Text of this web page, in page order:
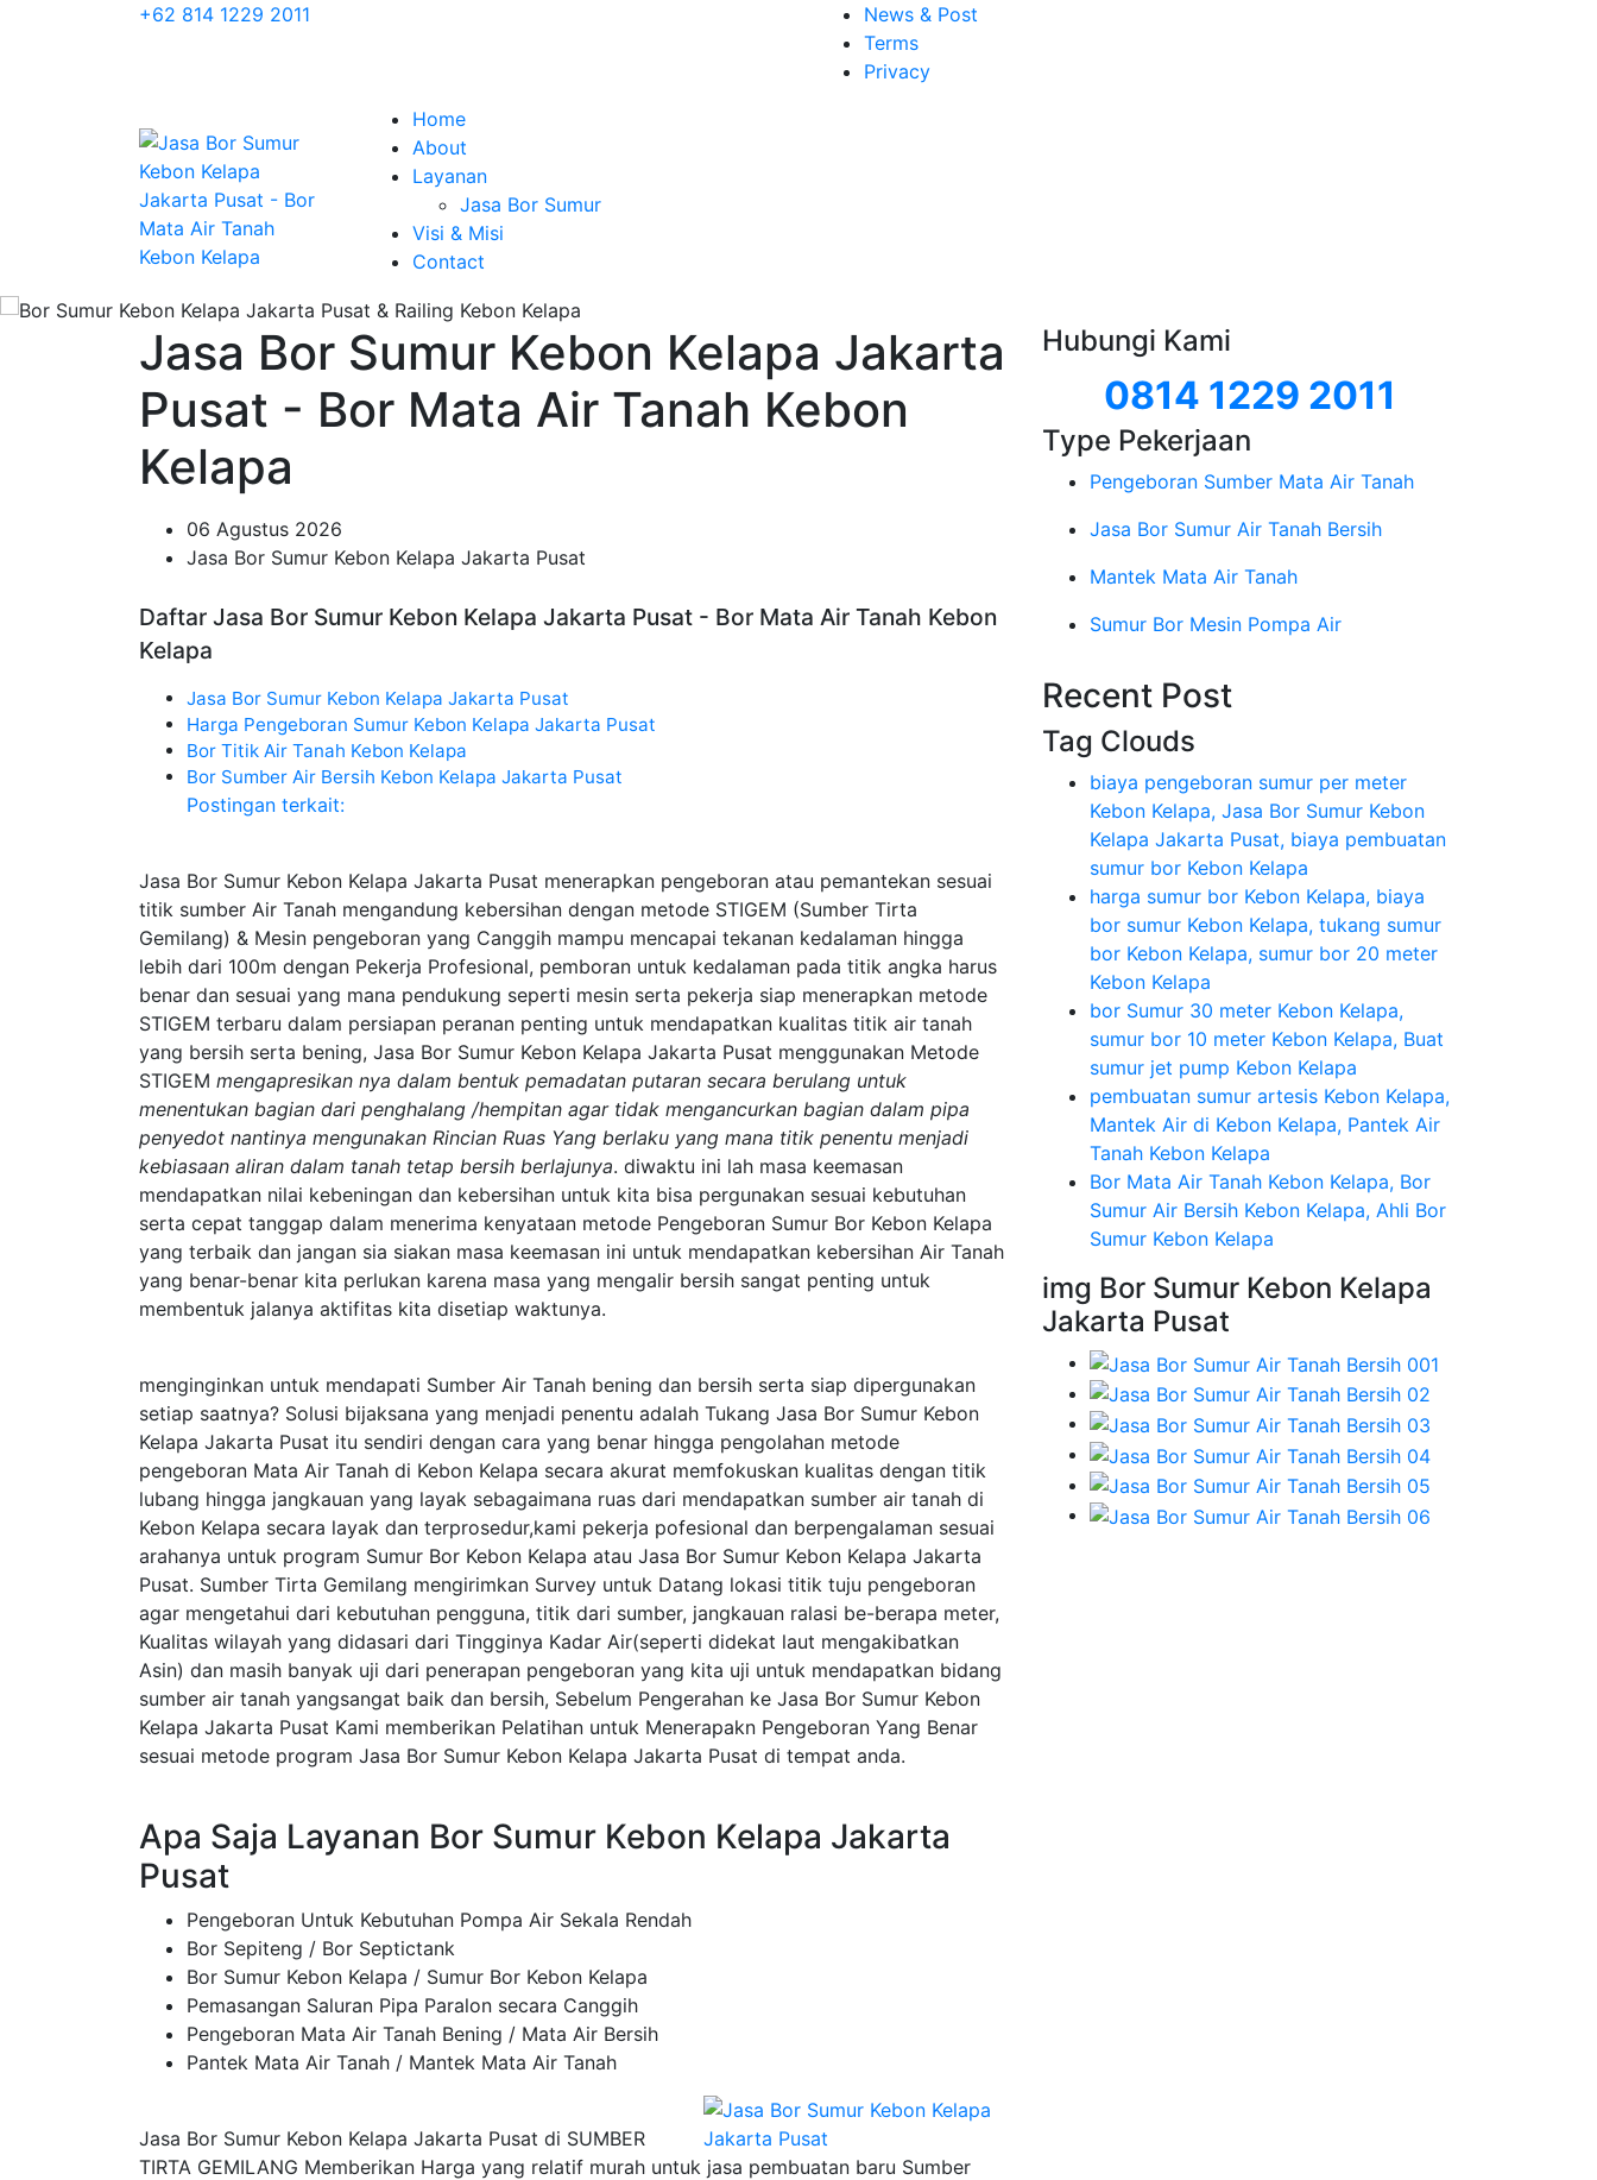
+62 814 1229 2011
News & Post
Terms
Privacy
Home
About
Layanan
Jasa Bor Sumur
Visi & Misi
Contact
Jasa Bor Sumur Kebon Kelapa Jakarta
Pusat - Bor Mata Air Tanah Kebon
Kelapa
06 Agustus 2026
Jasa Bor Sumur Kebon Kelapa Jakarta Pusat
Daftar Jasa Bor Sumur Kebon Kelapa Jakarta Pusat - Bor Mata Air Tanah Kebon
Kelapa
Jasa Bor Sumur Kebon Kelapa Jakarta Pusat
Harga Pengeboran Sumur Kebon Kelapa Jakarta Pusat
Bor Titik Air Tanah Kebon Kelapa
Bor Sumber Air Bersih Kebon Kelapa Jakarta Pusat
Postingan terkait:
Jasa Bor Sumur Kebon Kelapa Jakarta Pusat menerapkan pengeboran atau pemantekan sesuai
titik sumber Air Tanah mengandung kebersihan dengan metode STIGEM (Sumber Tirta
Gemilang) & Mesin pengeboran yang Canggih mampu mencapai tekanan kedalaman hingga
lebih dari 100m dengan Pekerja Profesional, pemboran untuk kedalaman pada titik angka harus
benar dan sesuai yang mana pendukung seperti mesin serta pekerja siap menerapkan metode
STIGEM terbaru dalam persiapan peranan penting untuk mendapatkan kualitas titik air tanah
yang bersih serta bening, Jasa Bor Sumur Kebon Kelapa Jakarta Pusat menggunakan Metode
STIGEM mengapresikan nya dalam bentuk pemadatan putaran secara berulang untuk
menentukan bagian dari penghalang /hempitan agar tidak mengancurkan bagian dalam pipa
penyedot nantinya mengunakan Rincian Ruas Yang berlaku yang mana titik penentu menjadi
kebiasaan aliran dalam tanah tetap bersih berlajunya. diwaktu ini lah masa keemasan
mendapatkan nilai kebeningan dan kebersihan untuk kita bisa pergunakan sesuai kebutuhan
serta cepat tanggap dalam menerima kenyataan metode Pengeboran Sumur Bor Kebon Kelapa
yang terbaik dan jangan sia siakan masa keemasan ini untuk mendapatkan kebersihan Air Tanah
yang benar-benar kita perlukan karena masa yang mengalir bersih sangat penting untuk
membentuk jalanya aktifitas kita disetiap waktunya.
menginginkan untuk mendapati Sumber Air Tanah bening dan bersih serta siap dipergunakan
setiap saatnya? Solusi bijaksana yang menjadi penentu adalah Tukang Jasa Bor Sumur Kebon
Kelapa Jakarta Pusat itu sendiri dengan cara yang benar hingga pengolahan metode
pengeboran Mata Air Tanah di Kebon Kelapa secara akurat memfokuskan kualitas dengan titik
lubang hingga jangkauan yang layak sebagaimana ruas dari mendapatkan sumber air tanah di
Kebon Kelapa secara layak dan terprosedur,kami pekerja pofesional dan berpengalaman sesuai
arahanya untuk program Sumur Bor Kebon Kelapa atau Jasa Bor Sumur Kebon Kelapa Jakarta
Pusat. Sumber Tirta Gemilang mengirimkan Survey untuk Datang lokasi titik tuju pengeboran
agar mengetahui dari kebutuhan pengguna, titik dari sumber, jangkauan ralasi be-berapa meter,
Kualitas wilayah yang didasari dari Tingginya Kadar Air(seperti didekat laut mengakibatkan
Asin) dan masih banyak uji dari penerapan pengeboran yang kita uji untuk mendapatkan bidang
sumber air tanah yangsangat baik dan bersih, Sebelum Pengerahan ke Jasa Bor Sumur Kebon
Kelapa Jakarta Pusat Kami memberikan Pelatihan untuk Menerapakn Pengeboran Yang Benar
sesuai metode program Jasa Bor Sumur Kebon Kelapa Jakarta Pusat di tempat anda.
Apa Saja Layanan Bor Sumur Kebon Kelapa Jakarta
Pusat
Pengeboran Untuk Kebutuhan Pompa Air Sekala Rendah
Bor Sepiteng / Bor Septictank
Bor Sumur Kebon Kelapa / Sumur Bor Kebon Kelapa
Pemasangan Saluran Pipa Paralon secara Canggih
Pengeboran Mata Air Tanah Bening / Mata Air Bersih
Pantek Mata Air Tanah / Mantek Mata Air Tanah
Jasa Bor Sumur Kebon Kelapa Jakarta Pusat di SUMBER
TIRTA GEMILANG Memberikan Harga yang relatif murah untuk jasa pembuatan baru Sumber
Hubungi Kami
0814 1229 2011
Type Pekerjaan
Pengeboran Sumber Mata Air Tanah
Jasa Bor Sumur Air Tanah Bersih
Mantek Mata Air Tanah
Sumur Bor Mesin Pompa Air
Recent Post
Tag Clouds
biaya pengeboran sumur per meter
Kebon Kelapa, Jasa Bor Sumur Kebon
Kelapa Jakarta Pusat, biaya pembuatan
sumur bor Kebon Kelapa
harga sumur bor Kebon Kelapa, biaya
bor sumur Kebon Kelapa, tukang sumur
bor Kebon Kelapa, sumur bor 20 meter
Kebon Kelapa
bor Sumur 30 meter Kebon Kelapa,
sumur bor 10 meter Kebon Kelapa, Buat
sumur jet pump Kebon Kelapa
pembuatan sumur artesis Kebon Kelapa,
Mantek Air di Kebon Kelapa, Pantek Air
Tanah Kebon Kelapa
Bor Mata Air Tanah Kebon Kelapa, Bor
Sumur Air Bersih Kebon Kelapa, Ahli Bor
Sumur Kebon Kelapa
img Bor Sumur Kebon Kelapa
Jakarta Pusat